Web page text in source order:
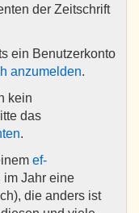
der Zeitschrift
ein Benutzerkonto
anzumelden.
kein
das
.
ef-
Jahr eine
die anders ist